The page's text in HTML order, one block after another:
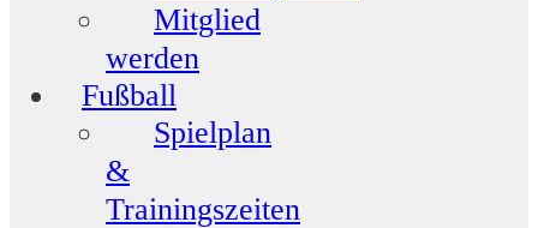
Mitglied
werden
Fußball
Spielplan
&
Trainingszeiten